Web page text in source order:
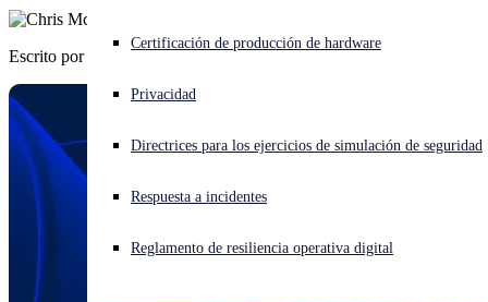
¿Está sufriendo un ciberataque? Obtenga ayuda ahora mismo
Iniciar sesión
Open search
Español Open language switcher
Certificación de producción de hardware
Privacidad
Directrices para los ejercicios de simulación de seguridad
Respuesta a incidentes
Reglamento de resiliencia operativa digital
Escrito por Chris McCormack